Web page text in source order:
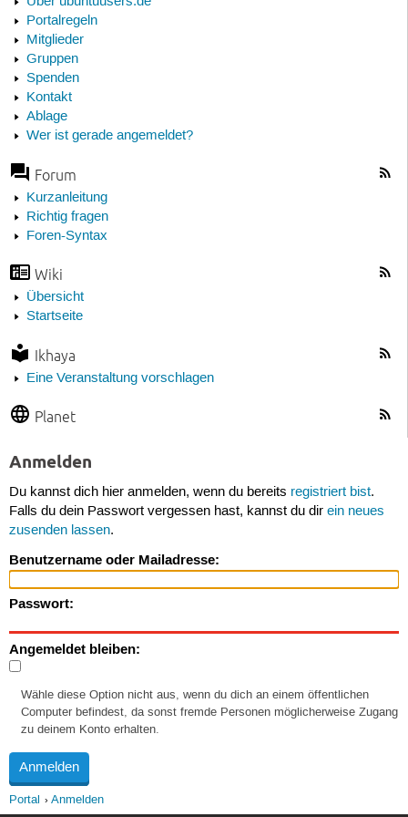
Portalregeln
Mitglieder
Gruppen
Spenden
Kontakt
Ablage
Wer ist gerade angemeldet?
Forum
Kurzanleitung
Richtig fragen
Foren-Syntax
Wiki
Übersicht
Startseite
Ikhaya
Eine Veranstaltung vorschlagen
Planet
Anmelden
Du kannst dich hier anmelden, wenn du bereits registriert bist.
Falls du dein Passwort vergessen hast, kannst du dir ein neues
zusenden lassen.
Benutzername oder Mailadresse:
Passwort:
Angemeldet bleiben:
Wähle diese Option nicht aus, wenn du dich an einem öffentlichen
Computer befindest, da sonst fremde Personen möglicherweise Zugang
zu deinem Konto erhalten.
Portal Anmelden